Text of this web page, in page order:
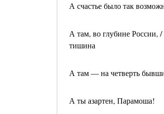
А счастье было так
А там, во глубине России, /
тишина
А там — на четверть
А ты азартен, Парамоша!